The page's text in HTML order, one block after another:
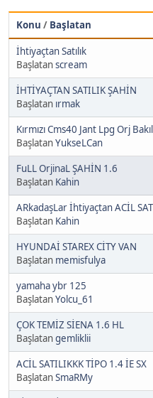
Konu / Başlatan
İhtiyaçtan Satılık
Başlatanscream
İHTİYAÇTAN SATILIK ŞAHİN
Başlatan ırmak
Kırmızı Cms40 Jant Lpg Orj
BaşlatanYukseLCan
FuLL OrjinaL ŞAHİN 1.6
Başlatan Kahin
ARkadaşLar İhtiyaçtan ACİL
Başlatan Kahin
HYUNDAİ STAREX CİTY VAN
Başlatan memisfulya
yamaha ybr 125
BaşlatanYolcu_61
ÇOK TEMİZ SİENA 1.6 HL
Başlatangemliklii
ACİL SATILIKKK TİPO 1.4 İE SX
BaşlatanSmaRMy